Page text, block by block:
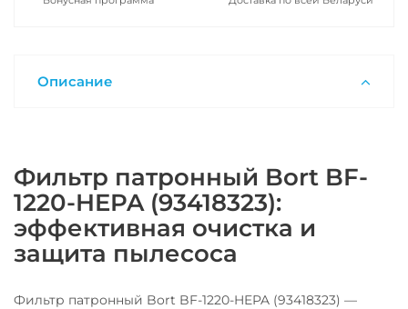
Описание
Фильтр патронный Bort BF-
1220-HEPA (93418323):
эффективная очистка и
защита пылесоса
Фильтр патронный Bort BF-1220-HEPA (93418323) —